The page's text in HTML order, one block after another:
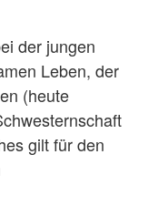
der jungen
Leben, der
(heute
gilt für den